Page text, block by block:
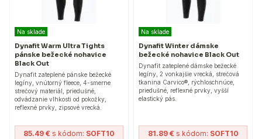
Na sklade
Dynafit Warm Ultra Tights
pánske bežecké nohavice
Black Out
Dynafit zateplené pánske bežecké
legíny, vnútorný fleece, 4-smerne
strečový materiál, priedušné,
odvádzanie vlhkosti od pokožky,
reflexné prvky, zipsové vrecká.
85.49 € s kódom: SOFT10
Na sklade
Dynafit Winter dámske
bežecké nohavice Black Out
Dynafit zateplené dámske bežecké
legíny, 2 vonkajšie vrecká, strečová
tkanina Carvico®, rýchloschnúce,
priedušné, reflexné prvky, vyšší
elastický pás.
81.89 € s kódom: SOFT10